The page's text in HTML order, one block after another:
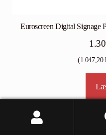
Euroscreen Digital
(1.047,20